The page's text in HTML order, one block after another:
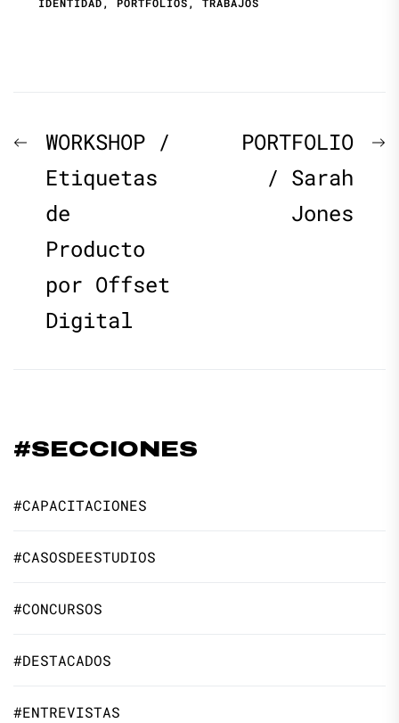
IDENTIDAD, PORTFOLIOS, TRABAJOS
Navegación
de
entradas
Previous
post:
WORKSHOP /
Etiquetas
de
Producto
por Offset
Digital
PORTFOLIO
/ Sarah
Jones
#SECCIONES
#CAPACITACIONES
#CASOSDEESTUDIOS
#CONCURSOS
#DESTACADOS
#ENTREVISTAS